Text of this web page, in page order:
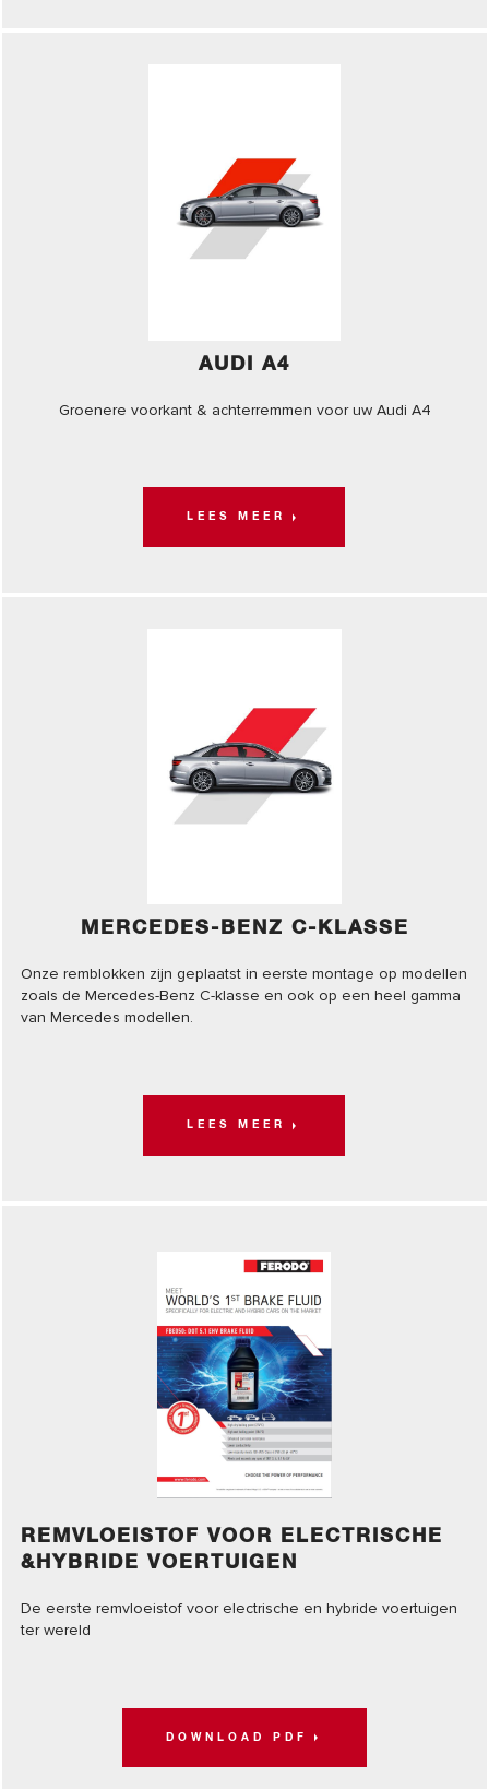
AUDI A4
Groenere voorkant & achterremmen voor uw Audi A4
LEES MEER
MERCEDES-BENZ C-KLASSE
Onze remblokken zijn geplaatst in eerste montage op modellen
zoals de Mercedes-Benz C-klasse en ook op een heel gamma
van Mercedes modellen.
LEES MEER
REMVLOEISTOF VOOR ELECTRISCHE
&HYBRIDE VOERTUIGEN
De eerste remvloeistof voor electrische en hybride voertuigen
ter wereld
DOWNLOAD PDF